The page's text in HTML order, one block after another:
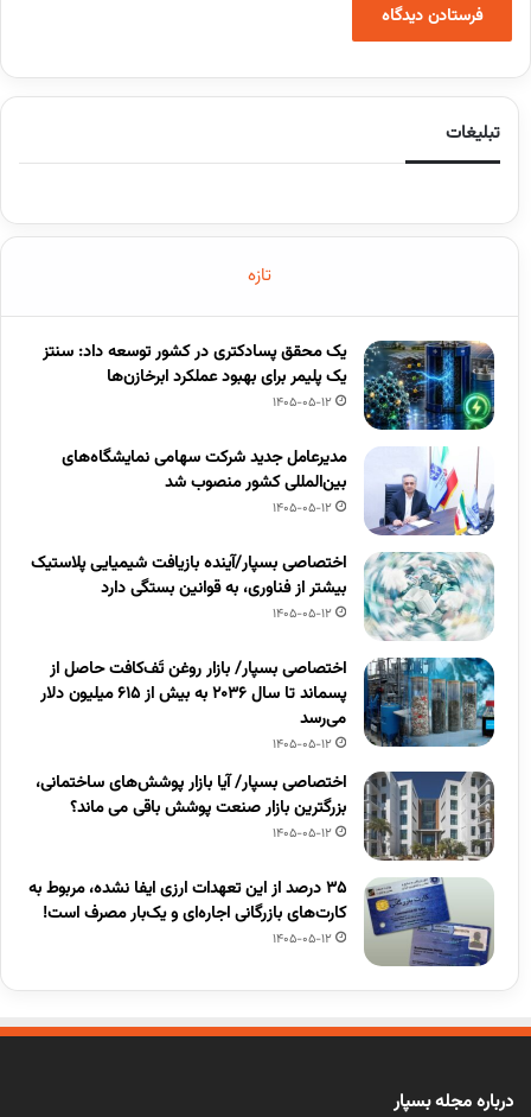
تبلیغات
تازه
یک محقق پسادکتری در کشور توسعه داد: سنتز
یک پلیمر برای بهبود عملکرد ابرخازن‌ها
1405-05-12
مدیرعامل جدید شرکت سهامی نمایشگاه‌های
بین‌المللی کشور منصوب شد
1405-05-12
اختصاصی بسپار/آینده بازیافت شیمیایی پلاستیک
بیشتر از فناوری، به قوانین بستگی دارد
1405-05-12
اختصاصی بسپار/ بازار روغن تَف‌کافت حاصل از
پسماند تا سال ۲۰۳۶ به بیش از ۶۱۵ میلیون دلار
می‌رسد
1405-05-12
اختصاصی بسپار/ آیا بازار پوشش‌های ساختمانی،
بزرگترین بازار صنعت پوشش باقی می ماند؟
1405-05-12
۳۵ درصد از این تعهدات ارزی ایفا نشده، مربوط به
کارت‌های بازرگانی اجاره‌ای و یک‌بار مصرف است!
1405-05-12
درباره مجله بسپار